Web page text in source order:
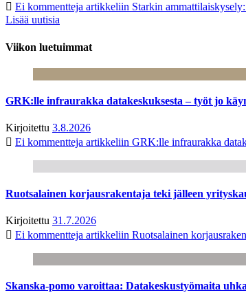
Ei kommentteja artikkeliin Starkin
Lisää uutisia
Viikon luetuimmat
GRK:lle infraurakka datakeskuksesta – työt jo
Kirjoitettu 3.8.2026
Ei kommentteja artikkeliin GRK:lle infraurakka
Ruotsalainen korjausrakentaja teki jälleen
Kirjoitettu 31.7.2026
Ei kommentteja artikkeliin Ruotsalainen
Skanska-pomo varoittaa: Datakeskustyömaita